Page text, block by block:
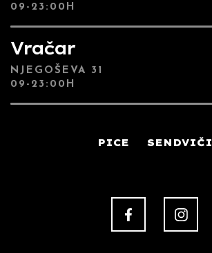
09-23:00H
Vračar
NJEGOŠEVA 31
09-23:00H
PICE SENDVIČI